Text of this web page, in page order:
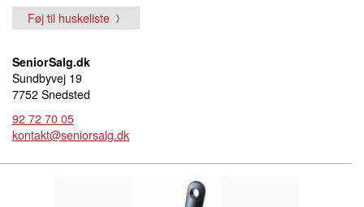
Føj til huskeliste
SeniorSalg.dk
Sundbyvej 19
7752 Snedsted
92 72 70 05
kontakt@seniorsalg.dk